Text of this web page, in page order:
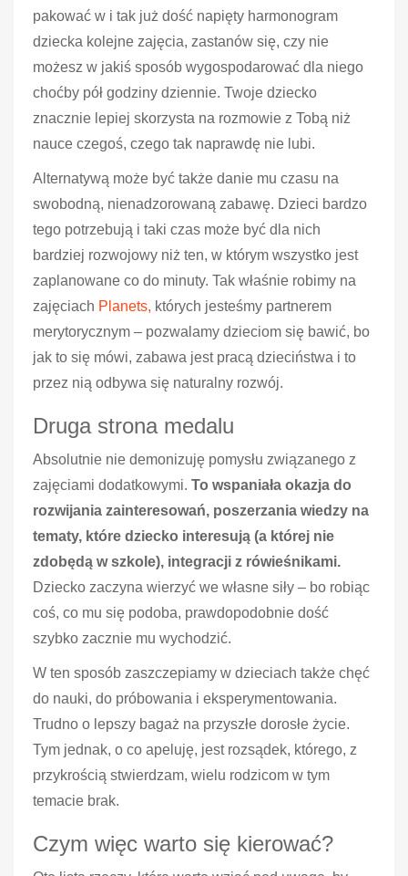
pakować w i tak już dość napięty harmonogram
dziecka kolejne zajęcia, zastanów się, czy nie
możesz w jakiś sposób wygospodarować dla niego
choćby pół godziny dziennie. Twoje dziecko
znacznie lepiej skorzysta na rozmowie z Tobą niż
nauce czegoś, czego tak naprawdę nie lubi.
Alternatywą może być także danie mu czasu na
swobodną, nienadzorowaną zabawę. Dzieci bardzo
tego potrzebują i taki czas może być dla nich
bardziej rozwojowy niż ten, w którym wszystko jest
zaplanowane co do minuty. Tak właśnie robimy na
zajęciach Planets, których jesteśmy partnerem
merytorycznym – pozwalamy dzieciom się bawić, bo
jak to się mówi, zabawa jest pracą dzieciństwa i to
przez nią odbywa się naturalny rozwój.
Druga strona medalu
Absolutnie nie demonizuję pomysłu związanego z
zajęciami dodatkowymi. To wspaniała okazja do
rozwijania zainteresowań, poszerzania wiedzy na
tematy, które dziecko interesują (a której nie
zdobędą w szkole), integracji z rówieśnikami.
Dziecko zaczyna wierzyć we własne siły – bo robiąc
coś, co mu się podoba, prawdopodobnie dość
szybko zacznie mu wychodzić.
W ten sposób zaszczepiamy w dzieciach także chęć
do nauki, do próbowania i eksperymentowania.
Trudno o lepszy bagaż na przyszłe dorosłe życie.
Tym jednak, o co apeluję, jest rozsądek, którego, z
przykrością stwierdzam, wielu rodzicom w tym
temacie brak.
Czym więc warto się kierować?